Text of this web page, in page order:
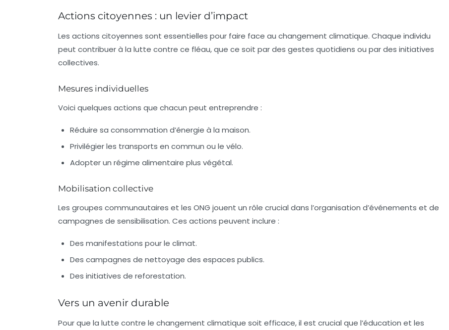
Actions citoyennes : un levier d’impact
Les actions citoyennes sont essentielles pour faire face au changement climatique. Chaque individu
peut contribuer à la lutte contre ce fléau, que ce soit par des gestes quotidiens ou par des initiatives
collectives.
Mesures individuelles
Voici quelques actions que chacun peut entreprendre :
Réduire sa consommation d’énergie à la maison.
Privilégier les transports en commun ou le vélo.
Adopter un régime alimentaire plus végétal.
Mobilisation collective
Les groupes communautaires et les ONG jouent un rôle crucial dans l’organisation d’événements et de
campagnes de sensibilisation. Ces actions peuvent inclure :
Des manifestations pour le climat.
Des campagnes de nettoyage des espaces publics.
Des initiatives de reforestation.
Vers un avenir durable
Pour que la lutte contre le changement climatique soit efficace, il est crucial que l’éducation et les